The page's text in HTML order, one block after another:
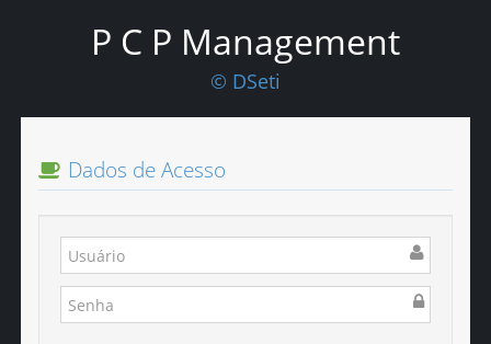
P C P Management
© DSeti
Dados de Acesso